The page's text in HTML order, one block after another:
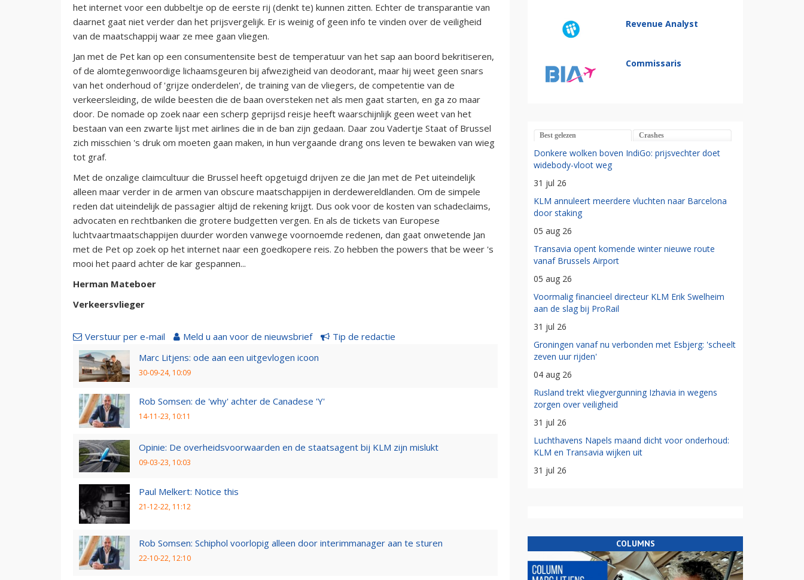
het internet voor een dubbeltje op de eerste rij (denkt te) kunnen zitten. Echter de transparantie van
daarnet gaat niet verder dan het prijsvergelijk. Er is weinig of geen info te vinden over de veiligheid
van de maatschappij waar ze mee gaan vliegen.
Jan met de Pet kan op een consumentensite best de temperatuur van het sap aan boord bekritiseren,
of de alomtegenwoordige lichaamsgeuren bij afwezigheid van deodorant, maar hij weet geen snars
van het onderhoud of 'grijze onderdelen', de training van de vliegers, de competentie van de
verkeersleiding, de wilde beesten die de baan oversteken net als men gaat starten, en ga zo maar
door. De nomade op zoek naar een scherp geprijsd reisje heeft waarschijnlijk geen weet van het
bestaan van een zwarte lijst met airlines die in de ban zijn gedaan. Daar zou Vadertje Staat of Brussel
zich misschien 's druk om moeten gaan maken, in hun vergaande drang ons leven te bewaken van wieg
tot graf.
Met de onzalige claimcultuur die Brussel heeft opgetuigd drijven ze die Jan met de Pet uiteindelijk
alleen maar verder in de armen van obscure maatschappijen in derdewereldlanden. Om de simpele
reden dat uiteindelijk de passagier altijd de rekening krijgt. Dus ook voor de kosten van schadeclaims,
advocaten en rechtbanken die grotere budgetten vergen. En als de tickets van Europese
luchtvaartmaatschappijen duurder worden vanwege voornoemde redenen, dan gaat onwetende Jan
met de Pet op zoek op het internet naar een goedkopere reis. Zo hebben the powers that be weer 's
mooi het paard achter de kar gespannen...
Herman Mateboer
Verkeersvlieger
Verstuur per e-mail Meld u aan voor de nieuwsbrief
Tip de redactie
Marc Litjens: ode aan een uitgevlogen icoon
30-09-24, 10:09
Rob Somsen: de 'why' achter de Canadese 'Y'
14-11-23, 10:11
Opinie: De overheidsvoorwaarden en de staatsagent bij KLM zijn mislukt
09-03-23, 10:03
Paul Melkert: Notice this
21-12-22, 11:12
Rob Somsen: Schiphol voorlopig alleen door interimmanager aan te sturen
22-10-22, 12:10
Revenue Analyst
Commissaris
Best gelezen Crashes
Donkere wolken boven IndiGo: prijsvechter doet
widebody-vloot weg
31 jul 26
KLM annuleert meerdere vluchten naar Barcelona
door staking
05 aug 26
Transavia opent komende winter nieuwe route
vanaf Brussels Airport
05 aug 26
Voormalig financieel directeur KLM Erik Swelheim
aan de slag bij ProRail
31 jul 26
Groningen vanaf nu verbonden met Esbjerg: 'scheelt
zeven uur rijden'
04 aug 26
Rusland trekt vliegvergunning Izhavia in wegens
zorgen over veiligheid
31 jul 26
Luchthavens Napels maand dicht voor onderhoud:
KLM en Transavia wijken uit
31 jul 26
COLUMNS